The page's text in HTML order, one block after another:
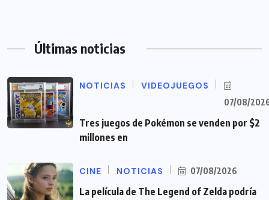
Últimas noticias
NOTICIAS VIDEOJUEGOS
07/08/
Tres juegos de Pokémon se venden por $2
millones en
CINE NOTICIAS 07/08/2026
La película de The Legend of Zelda podría